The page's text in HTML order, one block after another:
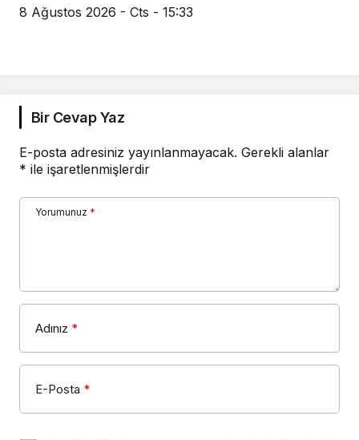
8 Ağustos 2026 - Cts - 15:33
Bir Cevap Yaz
E-posta adresiniz yayınlanmayacak. Gerekli alanlar
* ile işaretlenmişlerdir
Yorumunuz *
Adınız *
E-Posta *